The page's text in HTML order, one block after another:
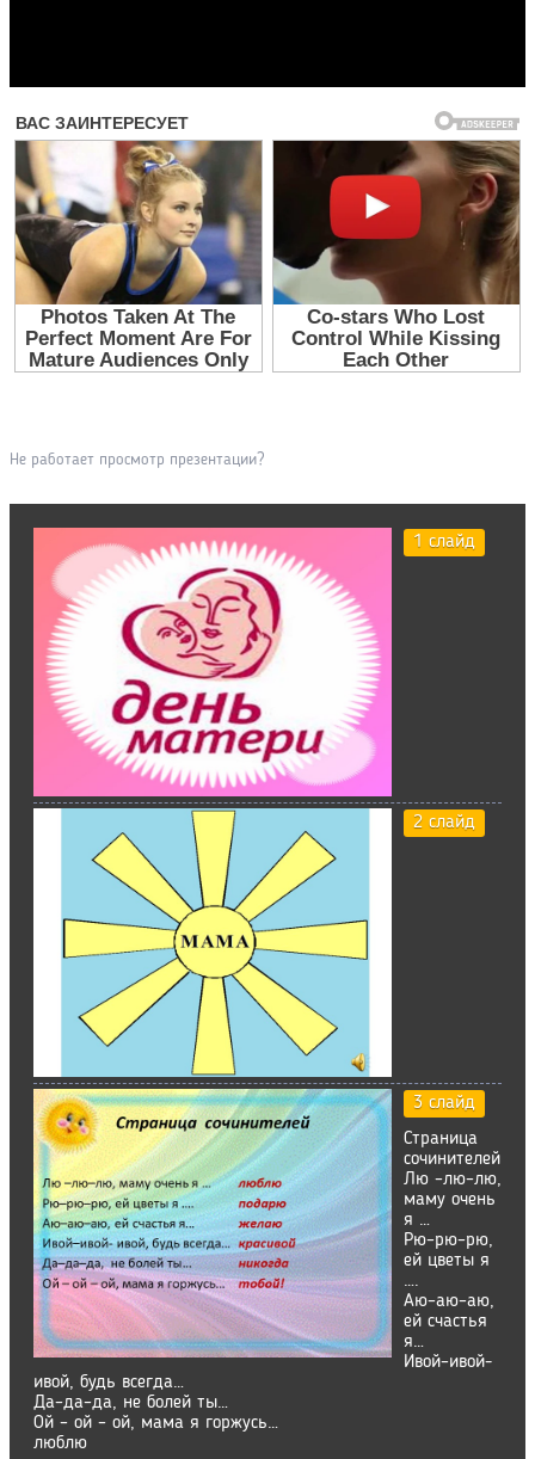
Не работает просмотр презентации?
1 слайд
2 слайд
3 слайд
Страница
сочинителей
Лю –лю–лю,
маму очень
я …
Рю–рю–рю,
ей цветы я
….
Аю–аю–аю,
ей счастья
я…
Ивой–ивой-
ивой, будь всегда…
Да–да–да, не болей ты…
Ой – ой – ой, мама я горжусь…
люблю